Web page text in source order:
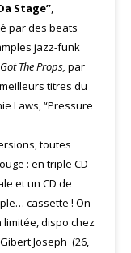
Stage”,
par des beats
jazz-funk
The Props, par
meilleurs titres du
Laws, “Pressure
toutes
: en triple CD
et un CD de
cassette ! On
dispo chez
Joseph (26,